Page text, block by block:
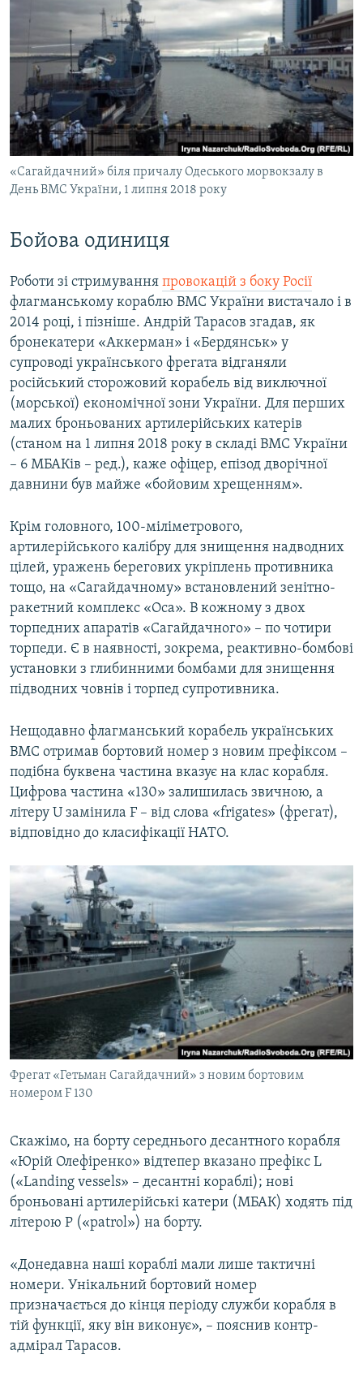
«Сагайдачний» біля причалу Одеського морвокзалу в
День ВМС України, 1 липня 2018 року
​Бойова одиниця
Роботи зі стримування провокацій з боку Росії
флагманському кораблю ВМС України вистачало і в
2014 році, і пізніше. Андрій Тарасов згадав, як
бронекатери «Аккерман» і «Бердянськ» у
супроводі українського фрегата відганяли
російський сторожовий корабель від виключної
(морської) економічної зони України. Для перших
малих броньованих артилерійських катерів
(станом на 1 липня 2018 року в складі ВМС України
– 6 МБАКів – ред.), каже офіцер, епізод дворічної
давнини був майже «бойовим хрещенням».
Крім головного, 100-міліметрового,
артилерійського калібру для знищення надводних
цілей, уражень берегових укріплень противника
тощо, на «Сагайдачному» встановлений зенітно-
ракетний комплекс «Оса». В кожному з двох
торпедних апаратів «Сагайдачного» – по чотири
торпеди. Є в наявності, зокрема, реактивно-бомбові
установки з глибинними бомбами для знищення
підводних човнів і торпед супротивника.
Нещодавно флагманський корабель українських
ВМС отримав бортовий номер з новим префіксом –
подібна буквена частина вказує на клас корабля.
Цифрова частина «130» залишилась звичною, а
літеру U замінила F – від слова «frigates» (фрегат),
відповідно до класифікації НАТО.
Фрегат «Гетьман Сагайдачний» з новим бортовим
номером F 130
Скажімо, на борту середнього десантного корабля
«Юрій Олефіренко» відтепер вказано префікс L
(«Landing vessels» – десантні кораблі); нові
броньовані артилерійські катери (МБАК) ходять під
літерою P («patrol») на борту.
«Донедавна наші кораблі мали лише тактичні
номери. Унікальний бортовий номер
призначається до кінця періоду служби корабля в
тій функції, яку він виконує», – пояснив контр-
адмірал Тарасов.